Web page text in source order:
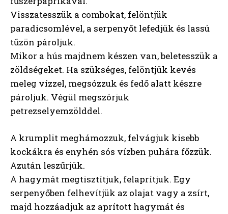
Visszatesszük a combokat, felöntjük
paradicsomlével, a serpenyőt lefedjük és lassú
tűzön pároljuk.
Mikor a hús majdnem készen van, beletesszük a
zöldségeket. Ha szükséges, felöntjük kevés
meleg vízzel, megsózzuk és fedő alatt készre
pároljuk. Végül megszórjuk
petrezselyemzölddel.
A krumplit meghámozzuk, felvágjuk kisebb
kockákra és enyhén sós vízben puhára főzzük.
Azután leszűrjük.
A hagymát megtisztítjuk, felaprítjuk. Egy
serpenyőben felhevítjük az olajat vagy a zsírt,
majd hozzáadjuk az aprított hagymát és